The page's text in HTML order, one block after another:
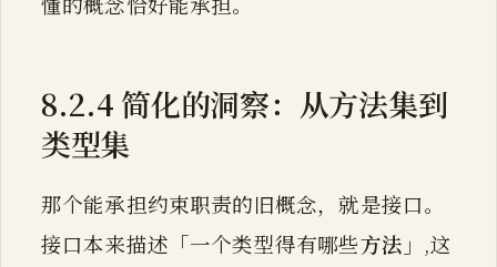
8.2.4 简化的洞察：从方法集到
类型集
那个能承担约束职责的旧概念，就是接口。
接口本来描述「一个类型得有哪些方法 」,这